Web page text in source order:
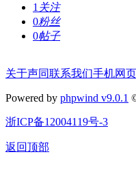
1 关注
0粉丝
0帖子
关于声同联系我们手机网
Powered by phpwind v9.0.1
浙ICP备12004119号-3
返回顶部